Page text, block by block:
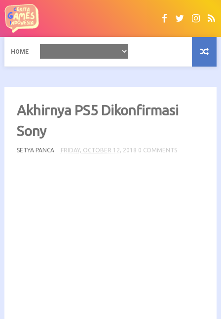
HOME
Akhirnya PS5 Dikonfirmasi
Sony
SETYA PANCA FRIDAY, OCTOBER 12, 2018 0 COMMENTS